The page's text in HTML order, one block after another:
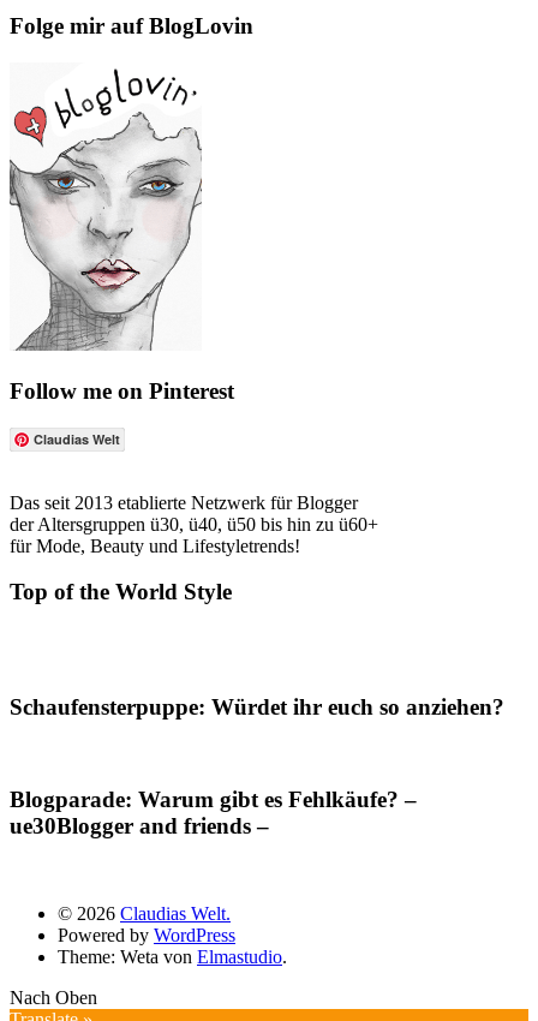
Folge mir auf BlogLovin
Follow me on Pinterest
Claudias Welt
Das seit 2013 etablierte Netzwerk für Blogger
der Altersgruppen ü30, ü40, ü50 bis hin zu ü60+
für Mode, Beauty und Lifestyletrends!
Top of the World Style
Schaufensterpuppe: Würdet ihr euch so anziehen?
Blogparade: Warum gibt es Fehlkäufe? –
ue30Blogger and friends –
© 2026 Claudias Welt.
Powered by WordPress
Theme: Weta von Elmastudio.
Nach Oben